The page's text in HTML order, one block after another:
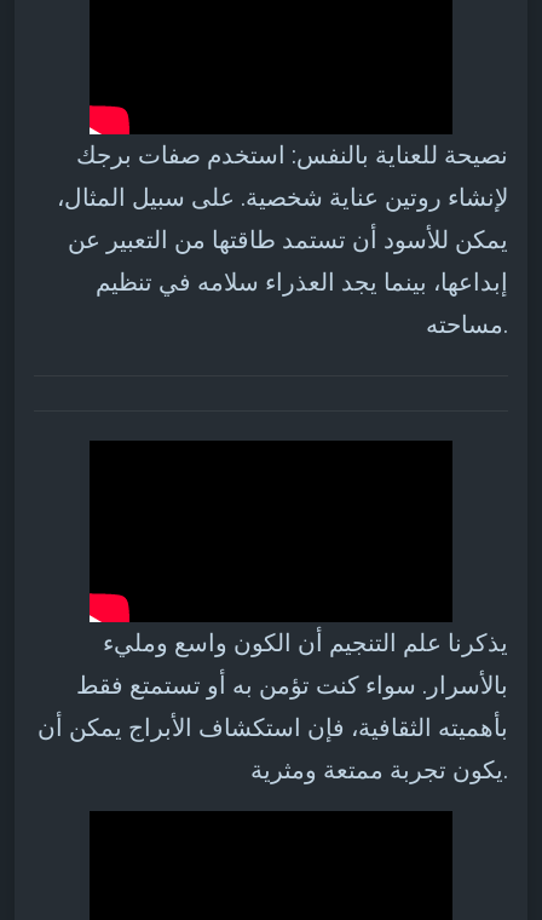
نصيحة للعناية بالنفس: استخدم صفات برجك
لإنشاء روتين عناية شخصية. على سبيل المثال،
يمكن للأسود أن تستمد طاقتها من التعبير عن
إبداعها، بينما يجد العذراء سلامه في تنظيم
مساحته.
يذكرنا علم التنجيم أن الكون واسع ومليء
بالأسرار. سواء كنت تؤمن به أو تستمتع فقط
بأهميته الثقافية، فإن استكشاف الأبراج يمكن أن
يكون تجربة ممتعة ومثرية.